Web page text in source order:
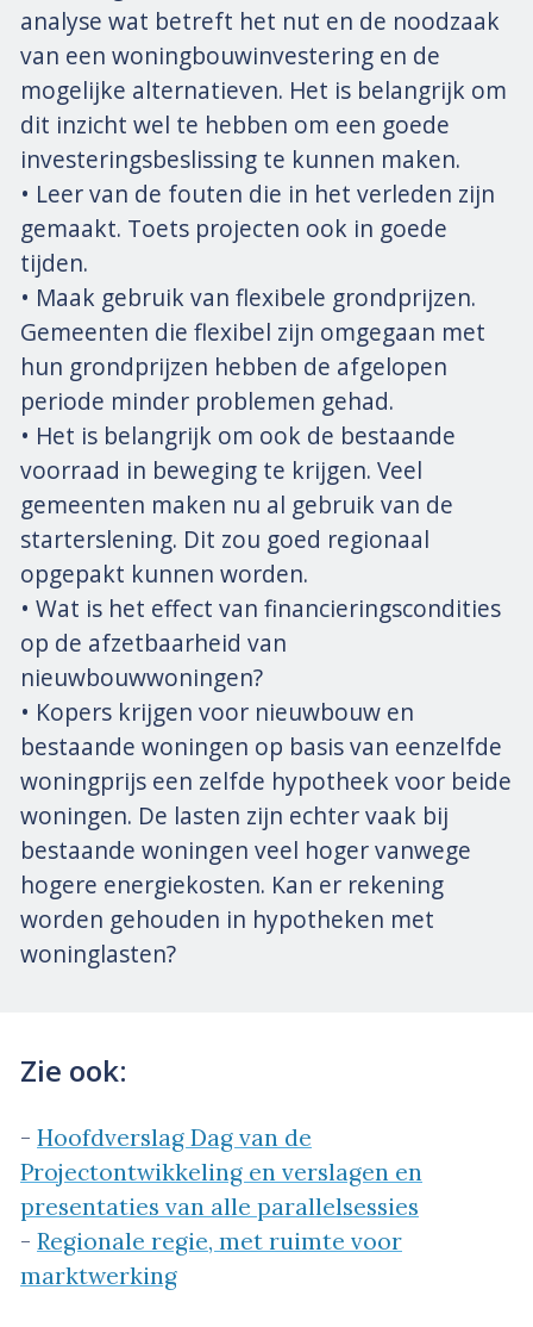
analyse wat betreft het nut en de noodzaak
van een woningbouwinvestering en de
mogelijke alternatieven. Het is belangrijk om
dit inzicht wel te hebben om een goede
investeringsbeslissing te kunnen maken.
• Leer van de fouten die in het verleden zijn
gemaakt. Toets projecten ook in goede
tijden.
• Maak gebruik van flexibele grondprijzen.
Gemeenten die flexibel zijn omgegaan met
hun grondprijzen hebben de afgelopen
periode minder problemen gehad.
• Het is belangrijk om ook de bestaande
voorraad in beweging te krijgen. Veel
gemeenten maken nu al gebruik van de
starterslening. Dit zou goed regionaal
opgepakt kunnen worden.
• Wat is het effect van financieringscondities
op de afzetbaarheid van
nieuwbouwwoningen?
• Kopers krijgen voor nieuwbouw en
bestaande woningen op basis van eenzelfde
woningprijs een zelfde hypotheek voor beide
woningen. De lasten zijn echter vaak bij
bestaande woningen veel hoger vanwege
hogere energiekosten. Kan er rekening
worden gehouden in hypotheken met
woninglasten?
Zie ook:
- Hoofdverslag Dag van de
Projectontwikkeling en verslagen en
presentaties van alle parallelsessies
- Regionale regie, met ruimte voor
marktwerking